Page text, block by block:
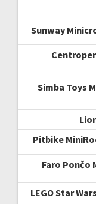
Sunway
Simba Toys
Pitbike
Faro Pončo
LEGO Star